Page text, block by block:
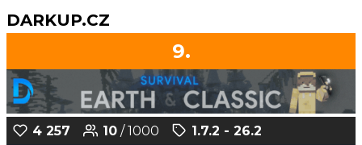
DARKUP.CZ
9.
4 257 10 / 1000
1.7.2 - 26.2